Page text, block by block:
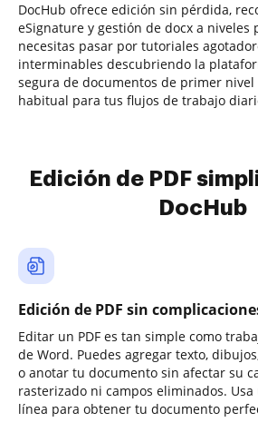
DocHub ofrece edición sin pérdida,
eSignature y gestión de docx a niveles
necesitas pasar por tutoriales
interminables descubriendo la
segura de documentos de primer
habitual para tus flujos de trabajo
Edición de PDF
DocHub
Edición de PDF sin
Editar un PDF es tan simple como
de Word. Puedes agregar texto,
o anotar tu documento sin afectar su
rasterizado ni campos eliminados. Usa
línea para obtener tu documento